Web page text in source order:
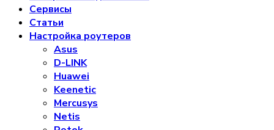
Сервисы
Статьи
Настройка роутеров
Asus
D-LINK
Huawei
Keenetic
Mercusys
Netis